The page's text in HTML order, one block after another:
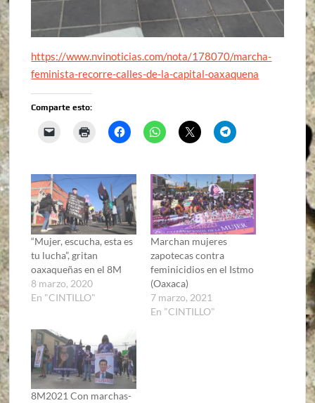
https://www.nvinoticias.com/nota/178070/marcha-
feminista-recorre-calles-de-la-capital-oaxaquena
Comparte esto:
“Mujer, escucha, esta es
tu lucha”, gritan
oaxaqueñas en el 8M
8 marzo, 2020
En "CINTILLO"
Marchan mujeres
zapotecas contra
feminicidios en el Istmo
(Oaxaca)
7 marzo, 2021
En "CINTILLO"
8M2021 Con marchas-